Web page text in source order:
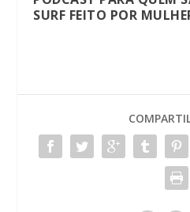
SURF FEITO POR